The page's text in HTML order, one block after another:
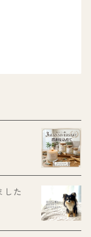
した